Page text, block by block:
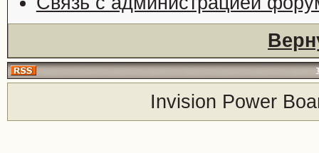
Invision Power